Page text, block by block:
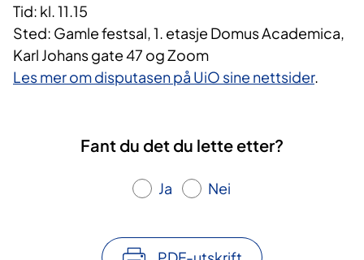
Tid: kl. 11.15
Sted: Gamle festsal, 1. etasje Domus Academica,
Karl Johans gate 47 og Zoom
Les mer om disputasen på UiO sine nettsider.
Fant du det du lette etter?
Ja Nei